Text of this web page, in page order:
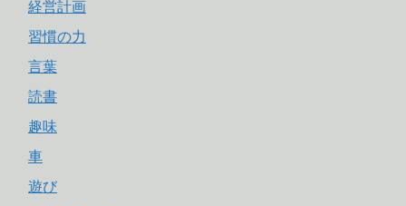
経営計画
習慣の力
言葉
読書
趣味
車
遊び